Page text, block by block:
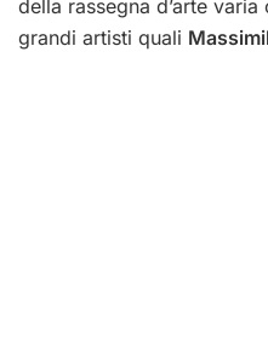
della rassegna d’arte
grandi artisti quali